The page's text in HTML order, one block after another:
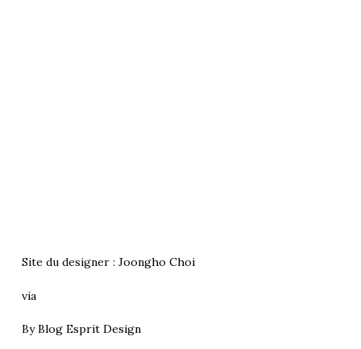
Site du designer : Joongho Choi
via
ByBlog Esprit Design